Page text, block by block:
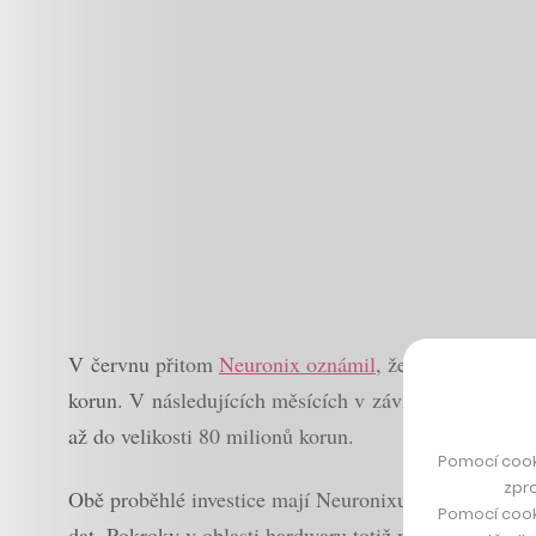
V červnu přitom Neuronix oznámil, že od českých
korun. V následujících měsících v závislosti na
až do velikosti 80 milionů korun.
Obě proběhlé investice mají Neuronixu pomoci stát
Pomocí
Pomocí